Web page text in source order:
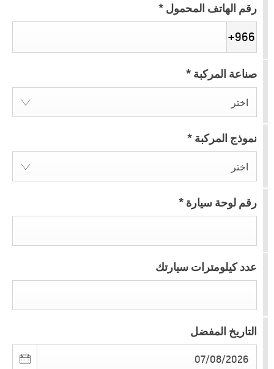
رقم الهاتف المحمول *
+966
صناعة المركبة *
اختر
نموذج المركبة *
اختر
رقم لوحة سيارة *
عدد كيلومترات سيارتك
التاريخ المفضل